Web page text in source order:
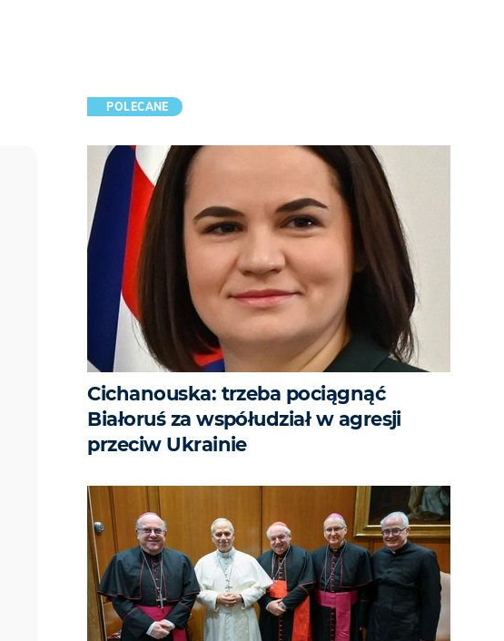
POLECANE
Cichanouska: trzeba pociągnąć
Białoruś za współudział w agresji
przeciw Ukrainie